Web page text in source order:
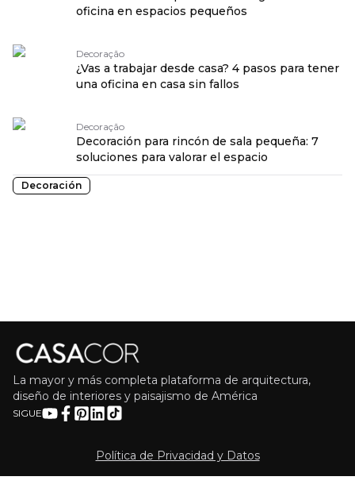
oficina en espacios pequeños
Decoração
¿Vas a trabajar desde casa? 4 pasos para tener
una oficina en casa sin fallos
Decoração
Decoración para rincón de sala pequeña: 7
soluciones para valorar el espacio
Decoración
La mayor y más completa plataforma de arquitectura,
diseño de interiores y paisajismo de América
SIGUE
Política de Privacidad y Datos